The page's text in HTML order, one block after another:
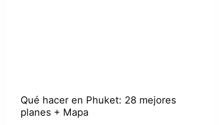
Qué hacer en Phuket: 28 mejores
planes + Mapa